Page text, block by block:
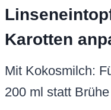
Karotten
Mit Kokosmilch:
200 ml statt